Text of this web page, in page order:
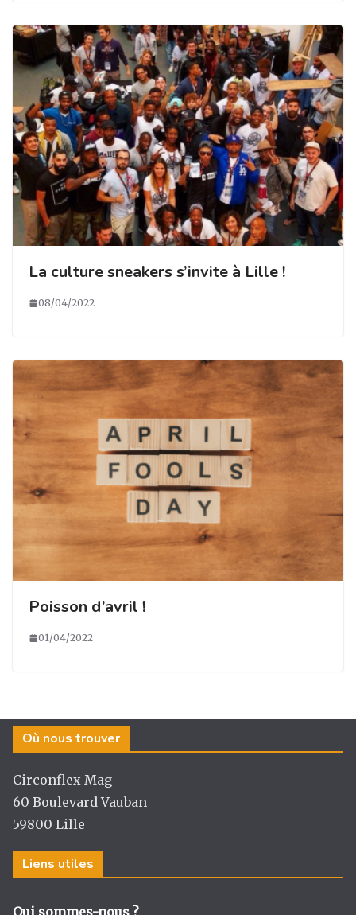
La culture sneakers s’invite à Lille !
08/04/2022
Poisson d’avril !
01/04/2022
Où nous trouver
Circonflex Mag
60 Boulevard Vauban
59800 Lille
Liens utiles